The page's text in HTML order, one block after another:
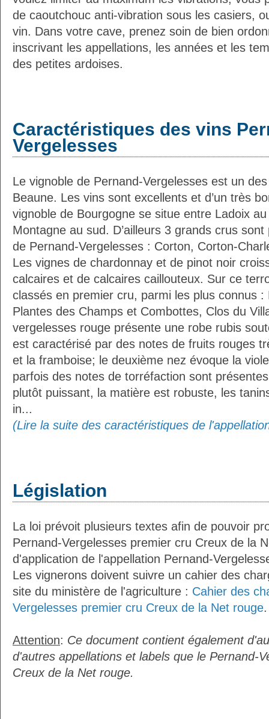
de caoutchouc anti-vibration sous les casiers,
vin. Dans votre cave, prenez soin de bien
inscrivant les appellations, les années et les
des petites ardoises.
Caractéristiques des vins
Vergelesses
Le vignoble de Pernand-Vergelesses est un
Beaune. Les vins sont excellents et d’un très
vignoble de Bourgogne se situe entre Ladoix
Montagne au sud. D’ailleurs 3 grands crus
de Pernand-Vergelesses : Corton, Corton-
Les vignes de chardonnay et de pinot noir
calcaires et de calcaires caillouteux. Sur ce
classés en premier cru, parmi les plus connus :
Plantes des Champs et Combottes, Clos du
vergelesses rouge présente une robe rubis
est caractérisé par des notes de fruits rouges
et la framboise; le deuxième nez évoque la
parfois des notes de torréfaction sont
plutôt puissant, la matière est robuste, les
in...
(Lire la suite des caractéristiques de
Législation
La loi prévoit plusieurs textes afin de pouvoir
Pernand-Vergelesses premier cru Creux de la
d'application de l'appellation Pernand-
Les vignerons doivent suivre un cahier des
site du ministère de l'agriculture : Cahier des
Vergelesses premier cru Creux de la Net rouge.
Attention: Ce document contient également
d'autres appellations et labels que le Pernand-
Creux de la Net rouge.